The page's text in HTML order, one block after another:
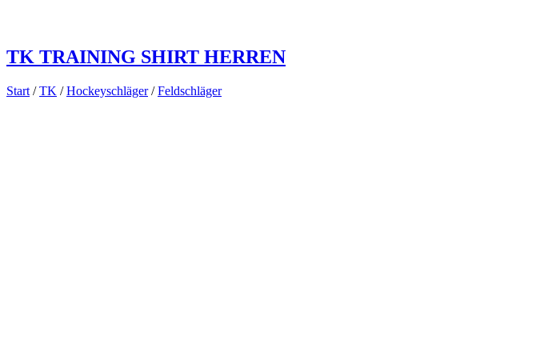
TK TRAINING SHIRT HERREN
Start /TK /Hockeyschläger/Feldschläger